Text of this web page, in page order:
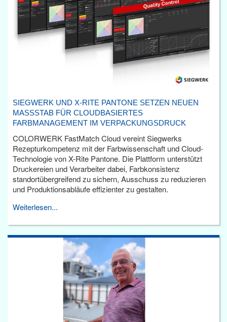
SIEGWERK UND X-RITE PANTONE SETZEN NEUEN
MASSSTAB FÜR CLOUDBASIERTES F
ARBMANAGEMENT IM VERPACKUNGSDRUCK
COLORWERK FastMatch Cloud vereint Siegwerks
Rezepturkompetenz mit der Farbwissenschaft und Cloud-
Technologie von X-Rite Pantone. Die Plattform unterstützt
Druckereien und Verarbeiter dabei, Farbkonsistenz
standortübergreifend zu sichern, Ausschuss zu reduzieren
und Produktionsabläufe effizienter zu gestalten.
Weiterlesen...